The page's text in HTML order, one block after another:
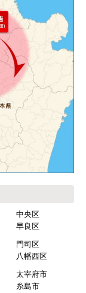
中央区
早良区
門司区
八幡西区
太宰府市
糸島市